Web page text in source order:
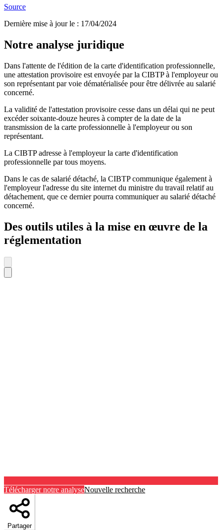
Source
Dernière mise à jour le : 17/04/2024
Notre analyse juridique
Dans l'attente de l'édition de la carte d'identification professionnelle,
une attestation provisoire est envoyée par la CIBTP à l'employeur ou
son représentant par voie dématérialisée pour être délivrée au salarié
concerné.
La validité de l'attestation provisoire cesse dans un délai qui ne peut
excéder soixante-douze heures à compter de la date de la
transmission de la carte professionnelle à l'employeur ou son
représentant.
La CIBTP adresse à l'employeur la carte d'identification
professionnelle par tous moyens.
Dans le cas de salarié détaché, la CIBTP communique également à
l'employeur l'adresse du site internet du ministre du travail relatif au
détachement, que ce dernier pourra communiquer au salarié détaché
concerné.
Des outils utiles à la mise en œuvre de la
réglementation
Télécharger notre analyseNouvelle recherche
Partager